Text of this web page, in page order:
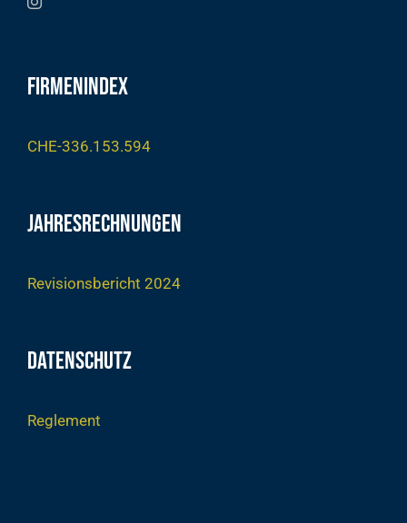
Firmenindex
CHE-336.153.594
Jahresrechnungen
Revisionsbericht 2024
Datenschutz
Reglement